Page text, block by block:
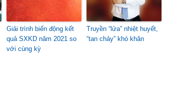
Giải trình biến động kết
quả SXKD năm 2021 so
với cùng kỳ
Truyền “lửa” nhiệt huyết,
“tan chảy” khó khăn